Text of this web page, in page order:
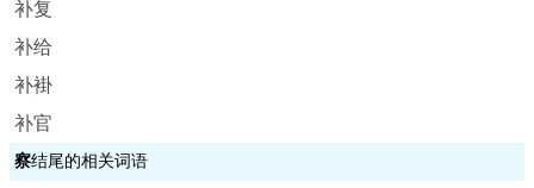
补复
补给
补褂
补官
察结尾的相关词语